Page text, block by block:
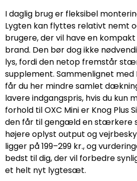
I daglig brug er fleksibel
Lygten kan flyttes relativt nemt
brugere, der vil have en
brand. Den bør dog ikke
lys, fordi den netop fremstår
supplement. Sammenlignet med
får du her mindre samlet
lavere indgangspris, hvis du kun
forhold til OXC Mini er Knog Plus
den får til gengæld en stærkere
højere oplyst output og
ligger på 199–299 kr., og
bedst til dig, der vil forbedre
et helt nyt lygtesæt.